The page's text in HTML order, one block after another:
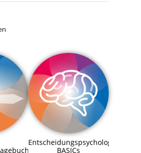
Entscheidungspsychologie
BASICs